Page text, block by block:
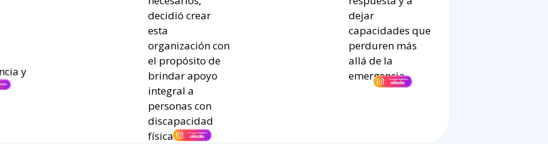
y
decidió crear
esta
organización con
el propósito de
brindar apoyo
integral a
personas con
discapacidad
física.
dejar
capacidades que
perduren más
allá de la
emergencia.